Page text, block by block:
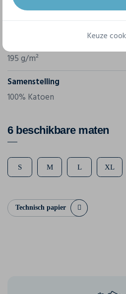
Referentie
61-212-0
195 g/m²
Samenstelling
100% Katoen
6 beschikbare maten
S M L XL
Technisch papier
Keuze